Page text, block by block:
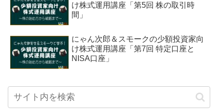
け株式運用講座「第5回 株の取引時
間」
にゃん次郎＆スモークの少額投資家向
け株式運用講座「第7回 特定口座と
NISA口座」